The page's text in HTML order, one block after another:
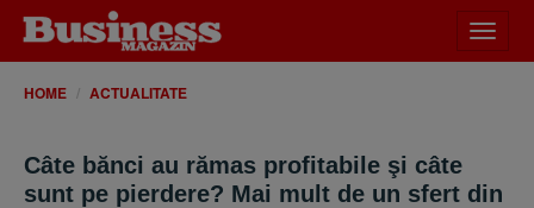
meniu
HOME ACTUALITATE
Câte bănci au rămas profitabile şi câte
sunt pe pierdere? Mai mult de un sfert din